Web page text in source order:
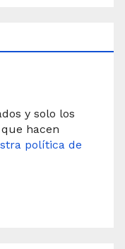
y solo los
hacen
política de